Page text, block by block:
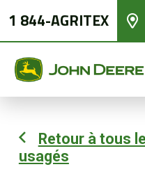
1 844-AGRITEX
Retour à tous
usagés
Équipements